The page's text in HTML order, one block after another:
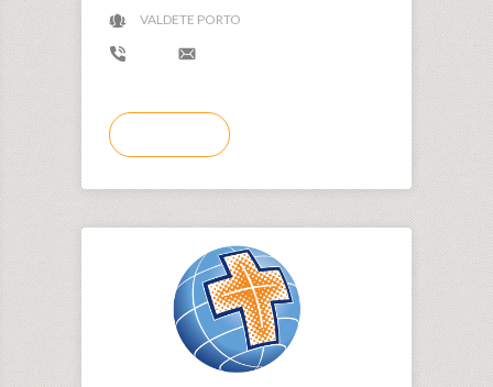
VALDETE PORTO